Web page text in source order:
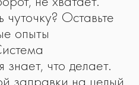
Оставьте
опыты
знает, что делает.
заправки на целый